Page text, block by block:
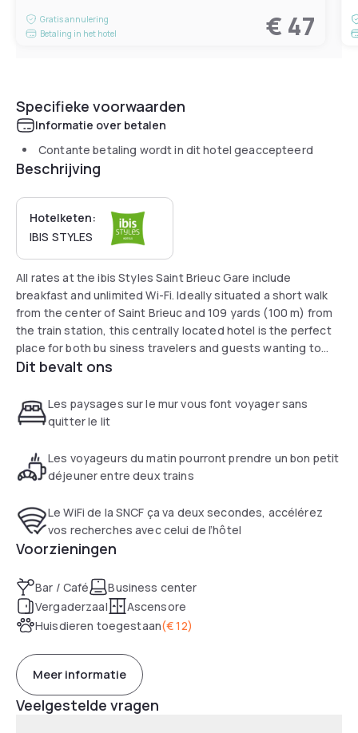
Gratis annulering
Betaling in het hotel
€ 47
Specifieke voorwaarden
Informatie over betalen
Contante betaling wordt in dit hotel geaccepteerd
Beschrijving
Hotelketen:
IBIS STYLES
All rates at the ibis Styles Saint Brieuc Gare include
breakfast and unlimited Wi-Fi. Ideally situated a short walk
from the center of Saint Brieuc and 109 yards (100 m) from
the train station, this centrally located hotel is the perfect
place for both bu siness travelers and guests wanting to
discover the historic center, the port of Légué, the coast
42 rooms, private car park.
Dit bevalt ons
Les paysages sur le mur vous font voyager sans
quitter le lit
Les voyageurs du matin pourront prendre un bon petit
déjeuner entre deux trains
Le WiFi de la SNCF ça va deux secondes, accélérez
vos recherches avec celui de l’hôtel
Voorzieningen
Bar / Café
Business center
Vergaderzaal
Ascensore
Huisdieren toegestaan(€ 12)
Meer informatie
Veelgestelde vragen